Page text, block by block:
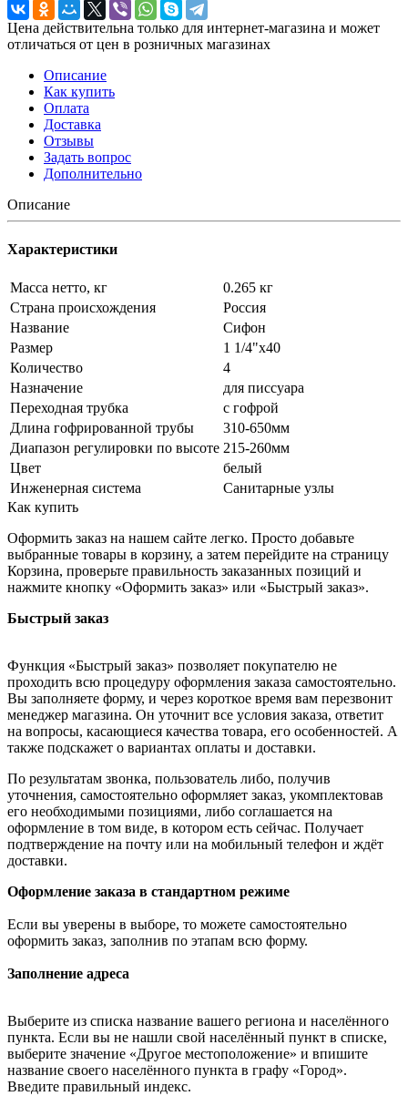
Цена действительна только для интернет-магазина и может
отличаться от цен в розничных магазинах
Описание
Как купить
Оплата
Доставка
Отзывы
Задать вопрос
Дополнительно
Описание
Характеристики
Масса нетто, кг
0.265 кг
Страна происхождения
Россия
Название
Сифон
Размер
1 1/4"х40
Количество
4
Назначение
для писсуара
Переходная трубка
с гофрой
Длина гофрированной трубы
310-650мм
Диапазон регулировки по высоте 215-260мм
Цвет
белый
Инженерная система
Санитарные узлы
Как купить
Оформить заказ на нашем сайте легко. Просто добавьте
выбранные товары в корзину, а затем перейдите на страницу
Корзина, проверьте правильность заказанных позиций и
нажмите кнопку «Оформить заказ» или «Быстрый заказ».
Быстрый заказ
Функция «Быстрый заказ» позволяет покупателю не
проходить всю процедуру оформления заказа самостоятельно.
Вы заполняете форму, и через короткое время вам перезвонит
менеджер магазина. Он уточнит все условия заказа, ответит
на вопросы, касающиеся качества товара, его особенностей. А
также подскажет о вариантах оплаты и доставки.
По результатам звонка, пользователь либо, получив
уточнения, самостоятельно оформляет заказ, укомплектовав
его необходимыми позициями, либо соглашается на
оформление в том виде, в котором есть сейчас. Получает
подтверждение на почту или на мобильный телефон и ждёт
доставки.
Оформление заказа в стандартном режиме
Если вы уверены в выборе, то можете самостоятельно
оформить заказ, заполнив по этапам всю форму.
Заполнение адреса
Выберите из списка название вашего региона и населённого
пункта. Если вы не нашли свой населённый пункт в списке,
выберите значение «Другое местоположение» и впишите
название своего населённого пункта в графу «Город».
Введите правильный индекс.